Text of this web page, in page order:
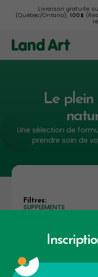
Livraison gratuite
(Québec/Ontario), 100$
Le plein
Une sélection de
prendre soin de
Filtres:
SUPPLÉMENTS
PROMOTIONS
PUBLIC CIBLES